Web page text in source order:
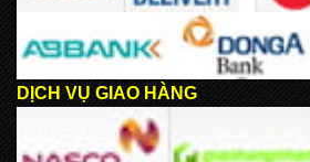
DỊCH VỤ GIAO HÀNG